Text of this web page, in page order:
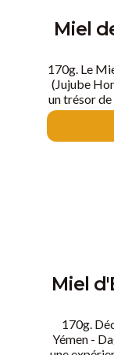
Miel
170g. Le
(Jujube
un trésor de
bienfaits
Sa rareté
les
Miel
170g.
Yémen -